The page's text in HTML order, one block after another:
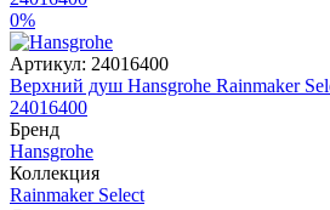
0%
Артикул: 24016400
Верхний душ Hansgrohe Rainmaker
24016400
Бренд
Hansgrohe
Коллекция
Rainmaker Select